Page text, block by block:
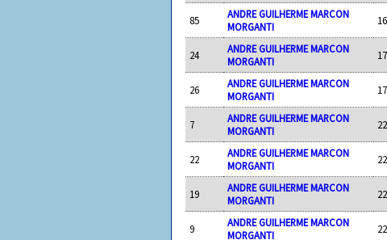
85
ANDRE GUILHERME MARCON
MORGANTI
24
ANDRE GUILHERME MARCON
MORGANTI
26
ANDRE GUILHERME MARCON
MORGANTI
7
ANDRE GUILHERME MARCON
MORGANTI
22
ANDRE GUILHERME MARCON
MORGANTI
19
ANDRE GUILHERME MARCON
MORGANTI
9
ANDRE GUILHERME MARCON
MORGANTI